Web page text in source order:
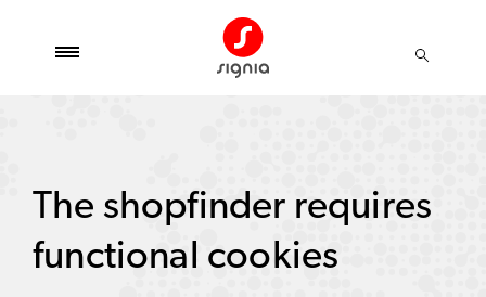
The shopfinder requires
functional cookies